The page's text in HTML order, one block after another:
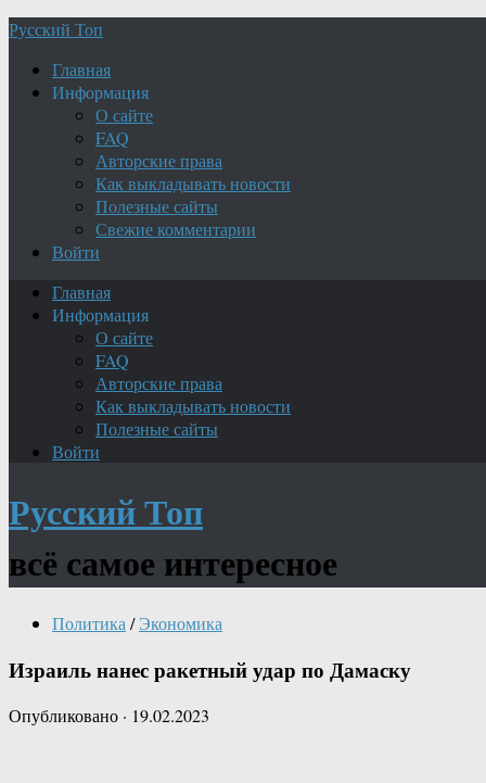
Русский Топ
Главная
Информация
О сайте
FAQ
Авторские права
Как выкладывать новости
Полезные сайты
Свежие комментарии
Войти
Главная
Информация
О сайте
FAQ
Авторские права
Как выкладывать новости
Полезные сайты
Войти
Русский Топ
всё самое интересное
Политика / Экономика
Израиль нанес ракетный удар по Дамаску
Опубликовано · 19.02.2023